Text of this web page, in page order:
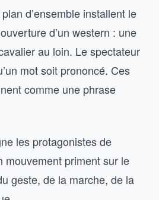
d’ensemble installent le
d’un western : une
au loin. Le spectateur
mot soit prononcé. Ces
comme une phrase
les protagonistes de
mouvement priment sur le
geste, de la marche, de la